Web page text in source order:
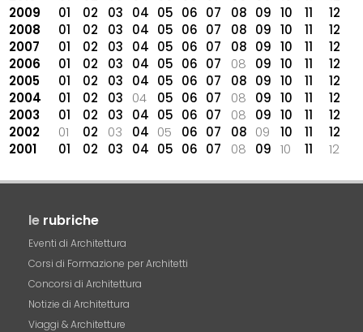
2009
01 02 03 04 05 06 07 08 09 10 11
12
2008
01 02 03 04 05 06 07 08 09 10 11
12
2007
01 02 03 04 05 06 07 08 09 10 11
12
2006
01 02 03 04 05 06 07 08 09 10 11
12
2005
01 02 03 04 05 06 07 08 09 10 11
12
2004
01 02 03 04 05 06 07 08 09 10 11
12
2003
01 02 03 04 05 06 07 08 09 10 11
12
2002
01 02 03 04 05 06 07 08 09 10 11
12
2001
01 02 03 04 05 06 07 08 09 10 11 12
le rubriche
Eventi di Architettura
Corsi di Formazione per Architetti
Concorsi di Architettura
Notizie di Architettura
Viaggi & Architetture